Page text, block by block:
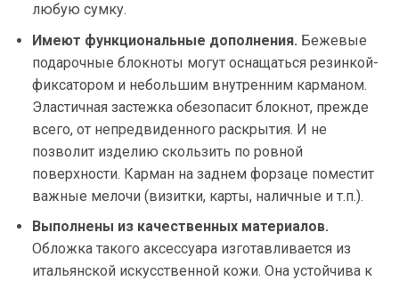
любую сумку.
Имеют функциональные дополнения. Бежевые
подарочные блокноты могут оснащаться резинкой-
фиксатором и небольшим внутренним карманом.
Эластичная застежка обезопасит блокнот, прежде
всего, от непредвиденного раскрытия. И не
позволит изделию скользить по ровной
поверхности. Карман на заднем форзаце поместит
важные мелочи (визитки, карты, наличные и т.п.).
Выполнены из качественных материалов.
Обложка такого аксессуара изготавливается из
итальянской искусственной кожи. Она устойчива к